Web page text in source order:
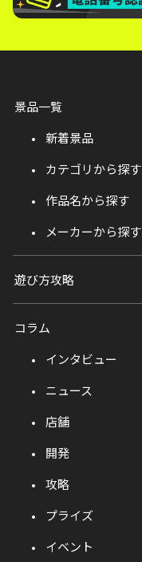
景品一覧
新着景品
カテゴリから探す
作品名から探す
メーカーから探す
遊び方攻略
コラム
インタビュー
ニュース
店舗
開発
攻略
プライズ
イベント